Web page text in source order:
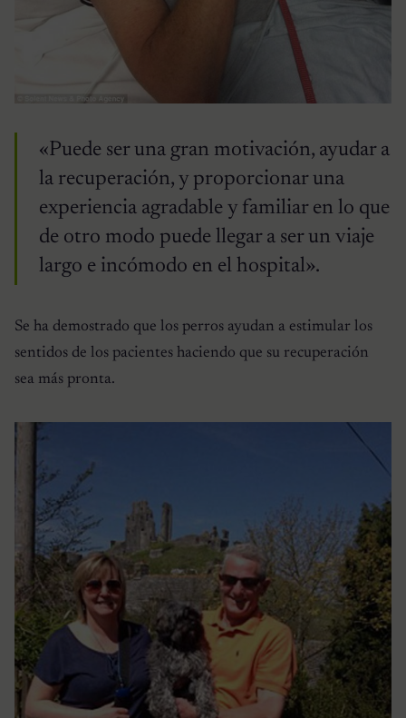
«Puede ser una gran motivación, ayudar a
la recuperación, y proporcionar una
experiencia agradable y familiar en lo que
de otro modo puede llegar a ser un viaje
largo e incómodo en el hospital».
Se ha demostrado que los perros ayudan a estimular los
sentidos de los pacientes haciendo que su recuperación
sea más pronta.